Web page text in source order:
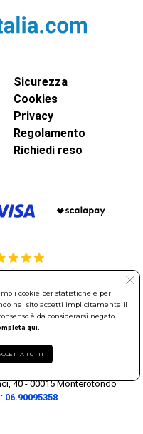
Sicurezza
Cookies
Privacy
Regolamento
Richiedi reso
Leonardo da Vinci, 40 -
Scalo (RM)
06634500588 Capitale
al Registro delle Imprese di
40 - 00015 Monterotondo
06.90095358
i cookie per statistiche e per
nel sito accetti implicitamente il
è da considerarsi negato.
qui.
TUTTI